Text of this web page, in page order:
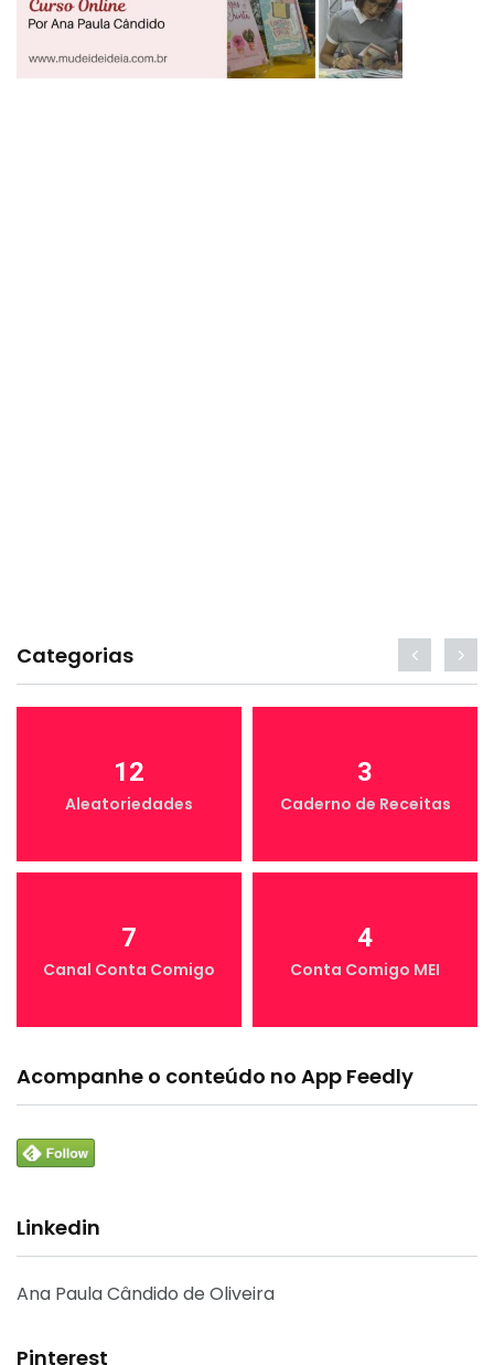
Categorias
12
Aleatoriedades
3
Caderno de Receitas
7
Canal Conta Comigo
4
Conta Comigo MEI
Acompanhe o conteúdo no App Feedly
Linkedin
Ana Paula Cândido de Oliveira
Pinterest